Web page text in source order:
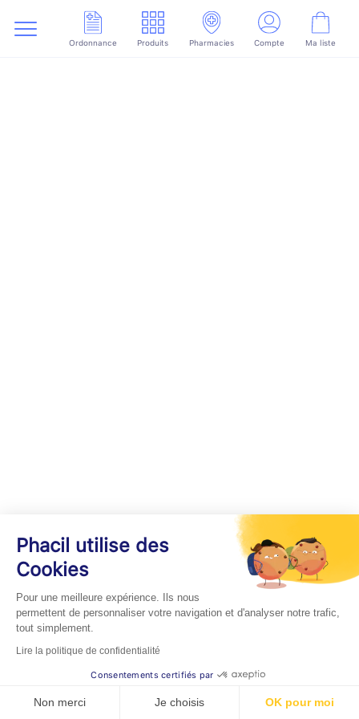
Ordonnance Produits Pharmacies Compte Ma liste
Phacil utilise des
Cookies
Pour une meilleure expérience. Ils nous
permettent de personnaliser votre navigation et d'analyser notre trafic,
tout simplement.
Lire la politique de confidentialité
Consentements certifiés par
Non merci Je choisis OK pour moi